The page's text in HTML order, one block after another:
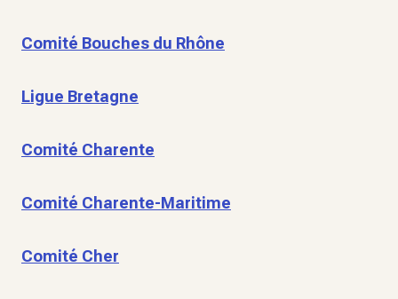
Comité Bouches du Rhône
Ligue Bretagne
Comité Charente
Comité Charente-Maritime
Comité Cher